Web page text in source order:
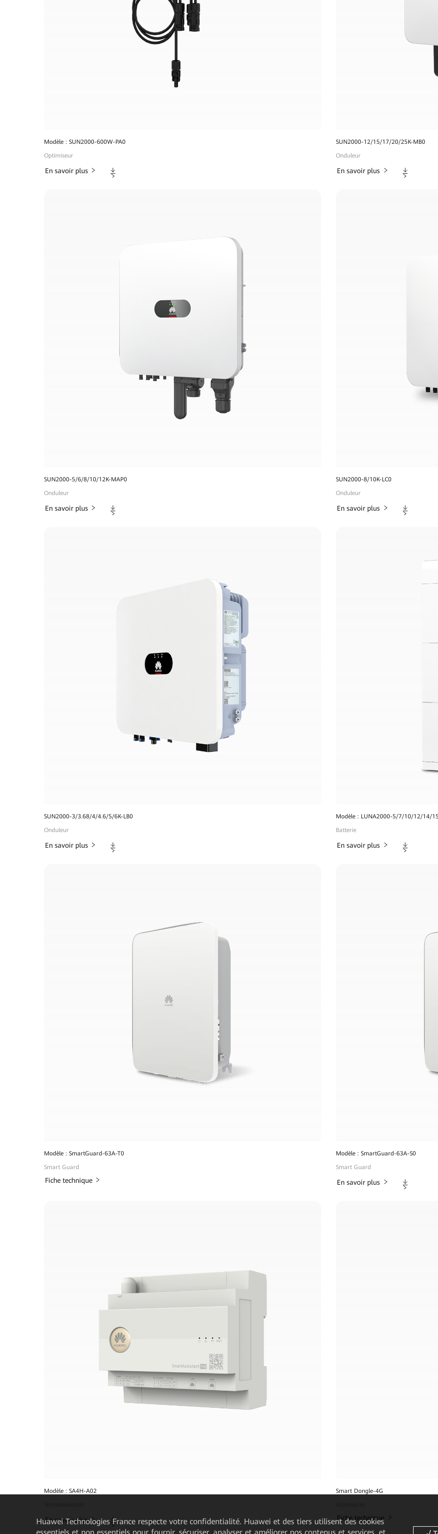
Modèle : SUN2000-600W-PA0
Optimiseur
En savoir plus Téléchargements
SUN2000-12/15/17/20/25K-MB0
Onduleur
En savoir plus
SUN2000-5/6/8/10/12K-MAP0
Onduleur
En savoir plus Téléchargements
SUN2000-8/10K-LC0
Onduleur
En savoir plus
SUN2000-3/3.68/4/4.6/5/6K-LB0
Onduleur
En savoir plus Téléchargements
Modèle : LUNA2000-5/7/10/12/14/
Batterie
En savoir plus
Modèle : SmartGuard-63A-T0
Smart Guard
Fiche technique
Modèle : SmartGuard-63A-S0
Smart Guard
En savoir plus
Modèle : SA4H-A02
En savoir plus Téléchargements
Smart Dongle-4G
Fiche technique
Huawei Technologies Francerespecte votre confidentialité. Huawei et des tiers utilisent des cookies